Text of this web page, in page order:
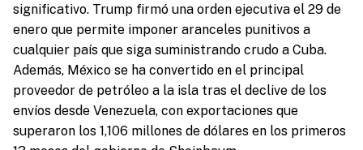
significativo. Trump firmó una orden ejecutiva el 29 de
enero que permite imponer aranceles punitivos a
cualquier país que siga suministrando crudo a Cuba.
Además, México se ha convertido en el principal
proveedor de petróleo a la isla tras el declive de los
envíos desde Venezuela, con exportaciones que
superaron los 1,106 millones de dólares en los primeros